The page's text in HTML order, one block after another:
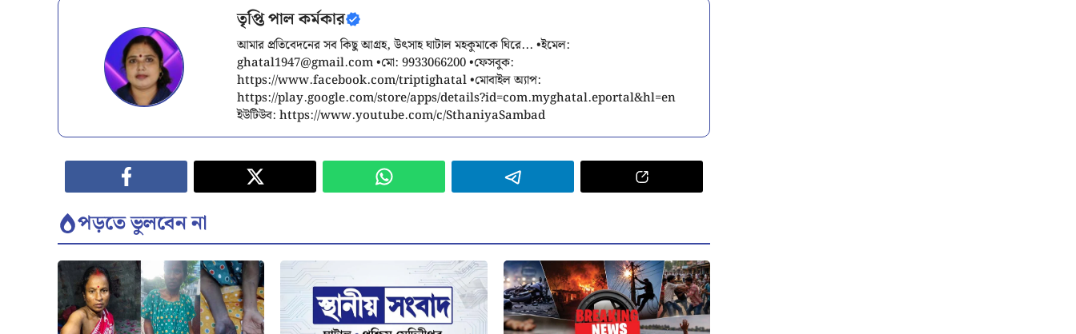
তৃপ্তি পাল কর্মকার
আমার প্রতিবেদনের সব কিছু আগ্রহ, উৎসাহ ঘাটাল মহকুমাকে ঘিরে... •ইমেল:
ghatal1947@gmail.com•মো: 9933066200 •ফেসবুক:
https://www.facebook.com/triptighatal •মোবাইল অ্যাপ:
https://play.google.com/store/apps/details?id=com.myghatal.eportal&hl=en
ইউটিউব: https://www.youtube.com/c/SthaniyaSambad
পড়তে ভুলবেন না